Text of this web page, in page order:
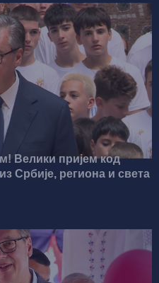
Велики пријем код
Србије, региона и света